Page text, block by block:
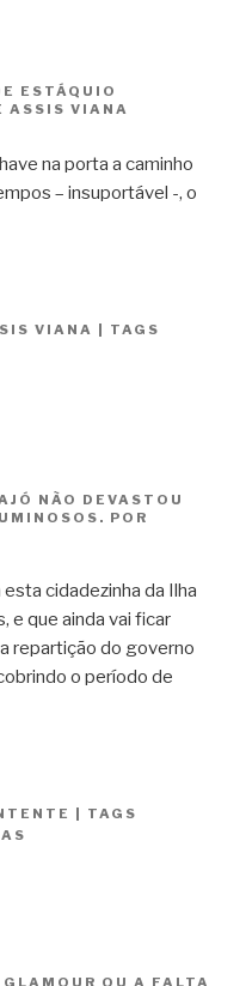
ESTÁQUIO
ASSIS VIANA
na porta a caminho
– insuportável -, o
VIANA
TAGS
NÃO DEVASTOU
POR
cidadezinha da Ilha
e que ainda vai ficar
repartição do governo
o período de
| TAGS